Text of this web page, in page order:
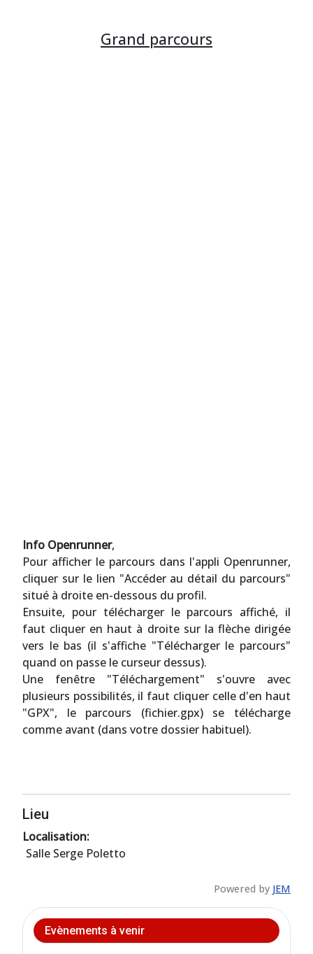
Grand parcours
Info Openrunner,
Pour afficher le parcours dans l'appli Openrunner,
cliquer sur le lien "Accéder au détail du parcours"
situé à droite en-dessous du profil.
Ensuite, pour télécharger le parcours affiché, il
faut cliquer en haut à droite sur la flèche dirigée
vers le bas (il s'affiche "Télécharger le parcours"
quand on passe le curseur dessus).
Une fenêtre "Téléchargement" s'ouvre avec
plusieurs possibilités, il faut cliquer celle d'en haut
"GPX", le parcours (fichier.gpx) se télécharge
comme avant (dans votre dossier habituel).
Lieu
Localisation:
Salle Serge Poletto
Powered by JEM
Evènements à venir